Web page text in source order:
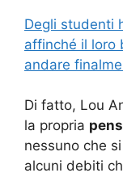
Degli studenti
affinché il loro
andare
Di fatto, Lou
la propria
nessuno che
alcuni debiti